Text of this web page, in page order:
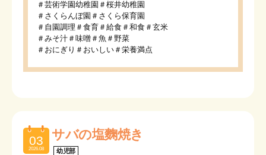
＃芸術学園幼稚園＃桜井幼稚園
＃さくらんぼ園＃さくら保育園
＃自園調理＃食育＃給食＃和食＃玄米
＃みそ汁＃味噌＃魚＃野菜
＃おにぎり＃おいしい＃栄養満点
03
2026.08
サバの塩麴焼き
幼児部